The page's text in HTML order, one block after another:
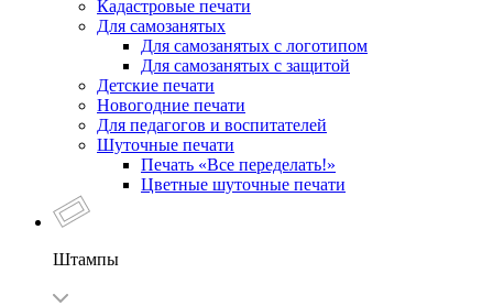
Кадастровые печати
Для самозанятых
Для самозанятых с логотипом
Для самозанятых с защитой
Детские печати
Новогодние печати
Для педагогов и воспитателей
Шуточные печати
Печать «Все переделать!»
Цветные шуточные печати
Штампы